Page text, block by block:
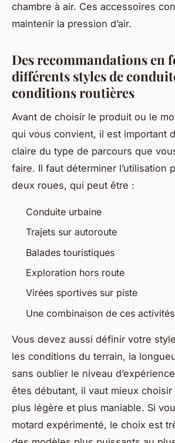
chambre à air. Ces accessoires
maintenir la pression d’air.
Des recommandations en
différents styles de
conditions routières
Avant de choisir le produit ou le
qui vous convient, il est important
claire du type de parcours que
faire. Il faut déterminer l’utilisation
deux roues, qui peut être :
Conduite urbaine
Trajets sur autoroute
Balades touristiques
Exploration hors route
Virées sportives sur piste
Une combinaison de ces activités
Vous devez aussi définir votre
les conditions du terrain, la
sans oublier le niveau
êtes débutant, il vaut mieux choisir
plus légère et plus maniable. Si
motard expérimenté, le choix est